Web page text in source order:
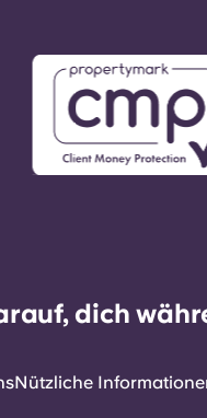
dich
Nützliche